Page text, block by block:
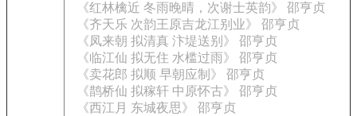
《红林檎近 冬雨晚晴，次谢士英韵》 邵亨贞
《齐天乐 次韵王原吉龙江别业》 邵亨贞
《凤来朝 拟清真 汴堤送别》 邵亨贞
《临江仙 拟无住 水槛过雨》 邵亨贞
《卖花郎 拟顺 早朝应制》 邵亨贞
《鹊桥仙 拟稼轩 中原怀古》 邵亨贞
《西江月 东城夜思》 邵亨贞